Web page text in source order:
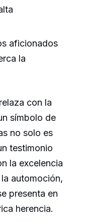
aficionados
la
con la
símbolo de
no solo es
testimonio
la excelencia
automoción,
presenta en
herencia.